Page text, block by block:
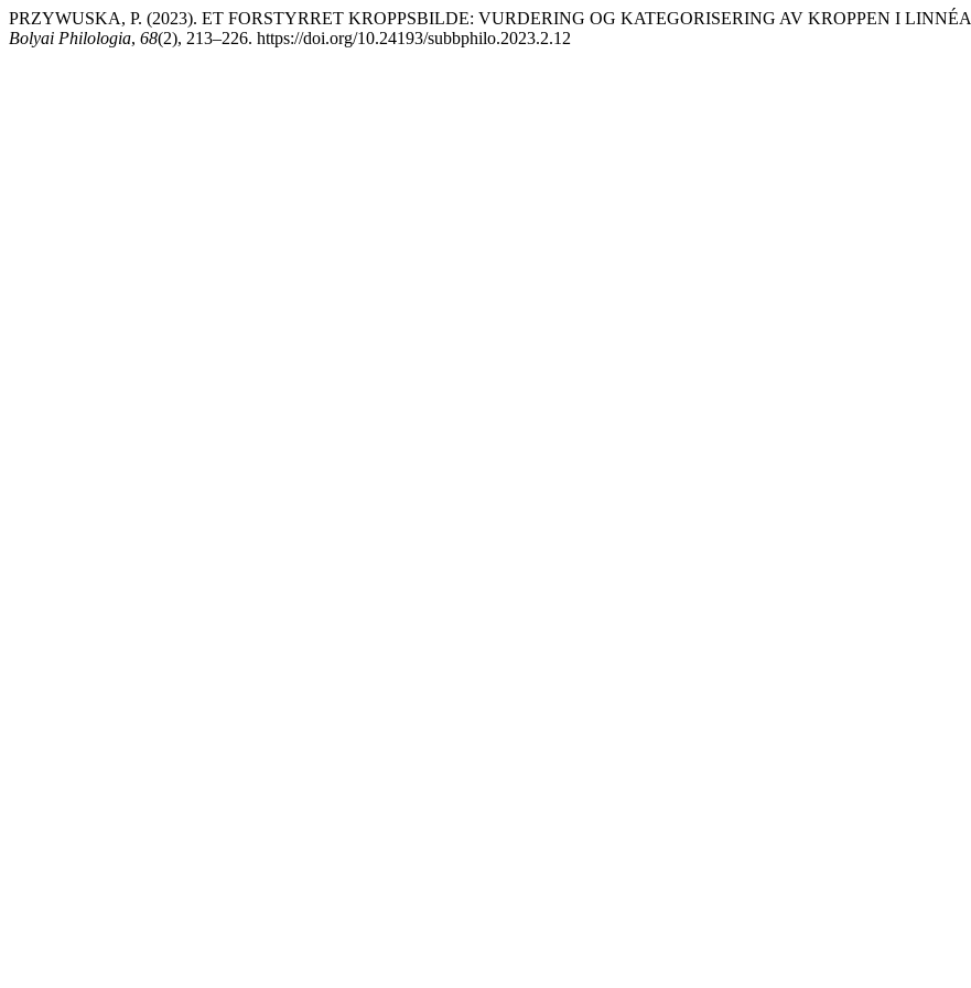
PRZYWUSKA, P. (2023). ET FORSTYRRET KROPPSBILDE: VURDERING OG KATEGORISERING AV KROPPEN I
Bolyai Philologia, 68(2), 213–226. https://doi.org/10.24193/subbphilo.2023.2.12